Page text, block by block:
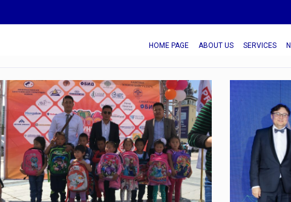
HOME PAGE ABOUT US SERVICES